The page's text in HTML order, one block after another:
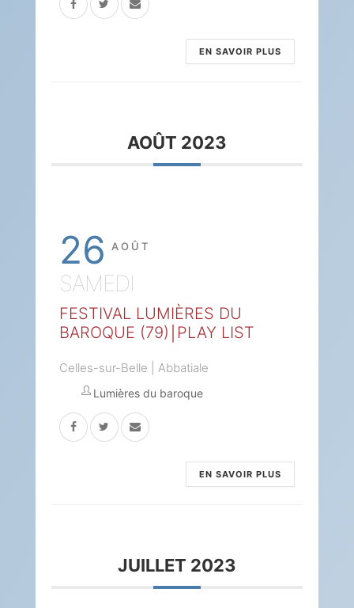
EN SAVOIR PLUS
AOÛT 2023
26 AOÛT
SAMEDI
FESTIVAL LUMIÈRES DU
BAROQUE (79)￨PLAY LIST
Celles-sur-Belle | Abbatiale
Lumières du baroque
EN SAVOIR PLUS
JUILLET 2023